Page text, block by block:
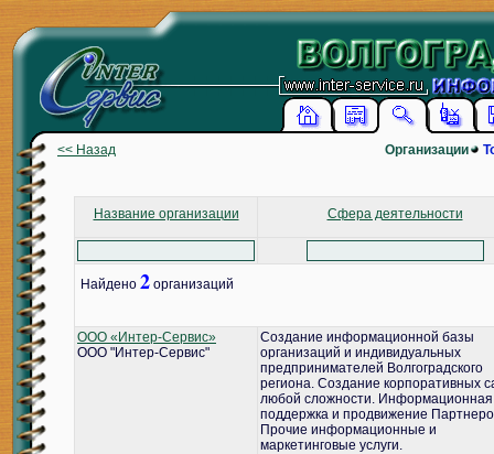
<< Назад Организации
Название организации Сфера деятельности
Найдено 2 организаций
ООО «Интер-Сервис»
ООО "Интер-Сервис"
Создание информационной базы
организаций и индивидуальных
предпринимателей Волгоградского
региона. Создание корпоративных
любой сложности. Информационная
поддержка и продвижение
Прочие информационные и
маркетинговые услуги.